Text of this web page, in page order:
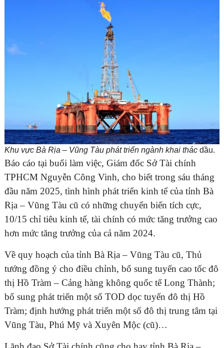
Khu vực Bà Rịa – Vũng Tàu phát triển ngành khai thác dầu.
Báo cáo tại buổi làm việc, Giám đốc Sở Tài chính
TPHCM Nguyễn Công Vinh, cho biết trong sáu tháng
đầu năm 2025, tình hình phát triển kinh tế của tỉnh Bà
Rịa – Vũng Tàu cũ có những chuyển biến tích cực,
10/15 chỉ tiêu kinh tế, tài chính có mức tăng trưởng cao
hơn mức tăng trưởng của cả năm 2024.
Về quy hoạch của tỉnh Bà Rịa – Vũng Tàu cũ, Thủ
tướng đồng ý cho điều chỉnh, bổ sung tuyến cao tốc đô
thị Hồ Tràm – Cảng hàng không quốc tế Long Thành;
bổ sung phát triển một số TOD dọc tuyến đô thị Hồ
Tràm; định hướng phát triển một số đô thị trung tâm tại
Vũng Tàu, Phú Mỹ và Xuyên Mộc (cũ)…
ĐĂNG KÝ TƯ VẤN MIỄN PHÍ